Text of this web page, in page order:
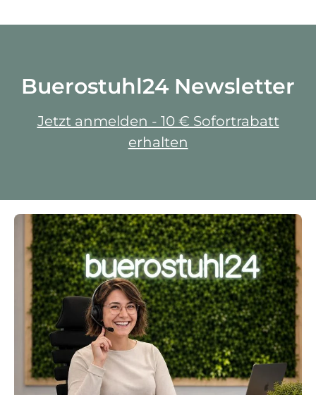
Buerostuhl24 Newsletter
Jetzt anmelden - 10 € Sofortrabatt
erhalten